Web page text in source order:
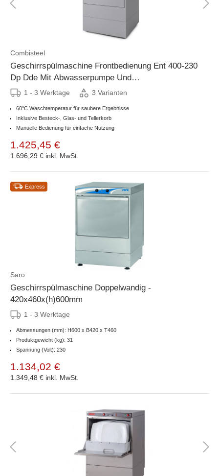
Combisteel
Geschirrspülmaschine Frontbedienung Ent 400-230
Dp Dde Mit Abwasserpumpe Und
Spülmitteldosierer
1 - 3 Werktage 3 Varianten
60°C Waschtemperatur für saubere Ergebnisse
Inklusive Besteck-, Glas- und Tellerkorb
Manuelle Bedienung für einfache Nutzung
1.425,45 €
1.696,29 € inkl. MwSt.
Express
Saro
Geschirrspülmaschine Doppelwandig -
420x460x(h)600mm
1 - 3 Werktage
Abmessungen (mm): H600 x B420 x T460
Produktgewicht (kg): 31
Spannung (Volt): 230
1.134,02 €
1.349,48 € inkl. MwSt.